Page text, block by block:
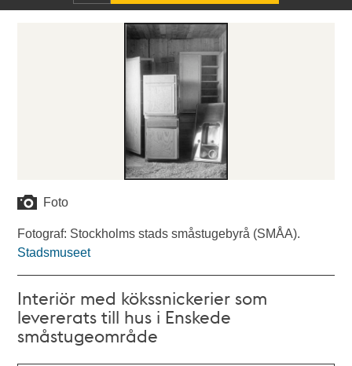
Foto
Fotograf: Stockholms stads småstugebyrå (SMÅA).
Stadsmuseet
Interiör med kökssnickerier som
levererats till hus i Enskede
småstugeområde